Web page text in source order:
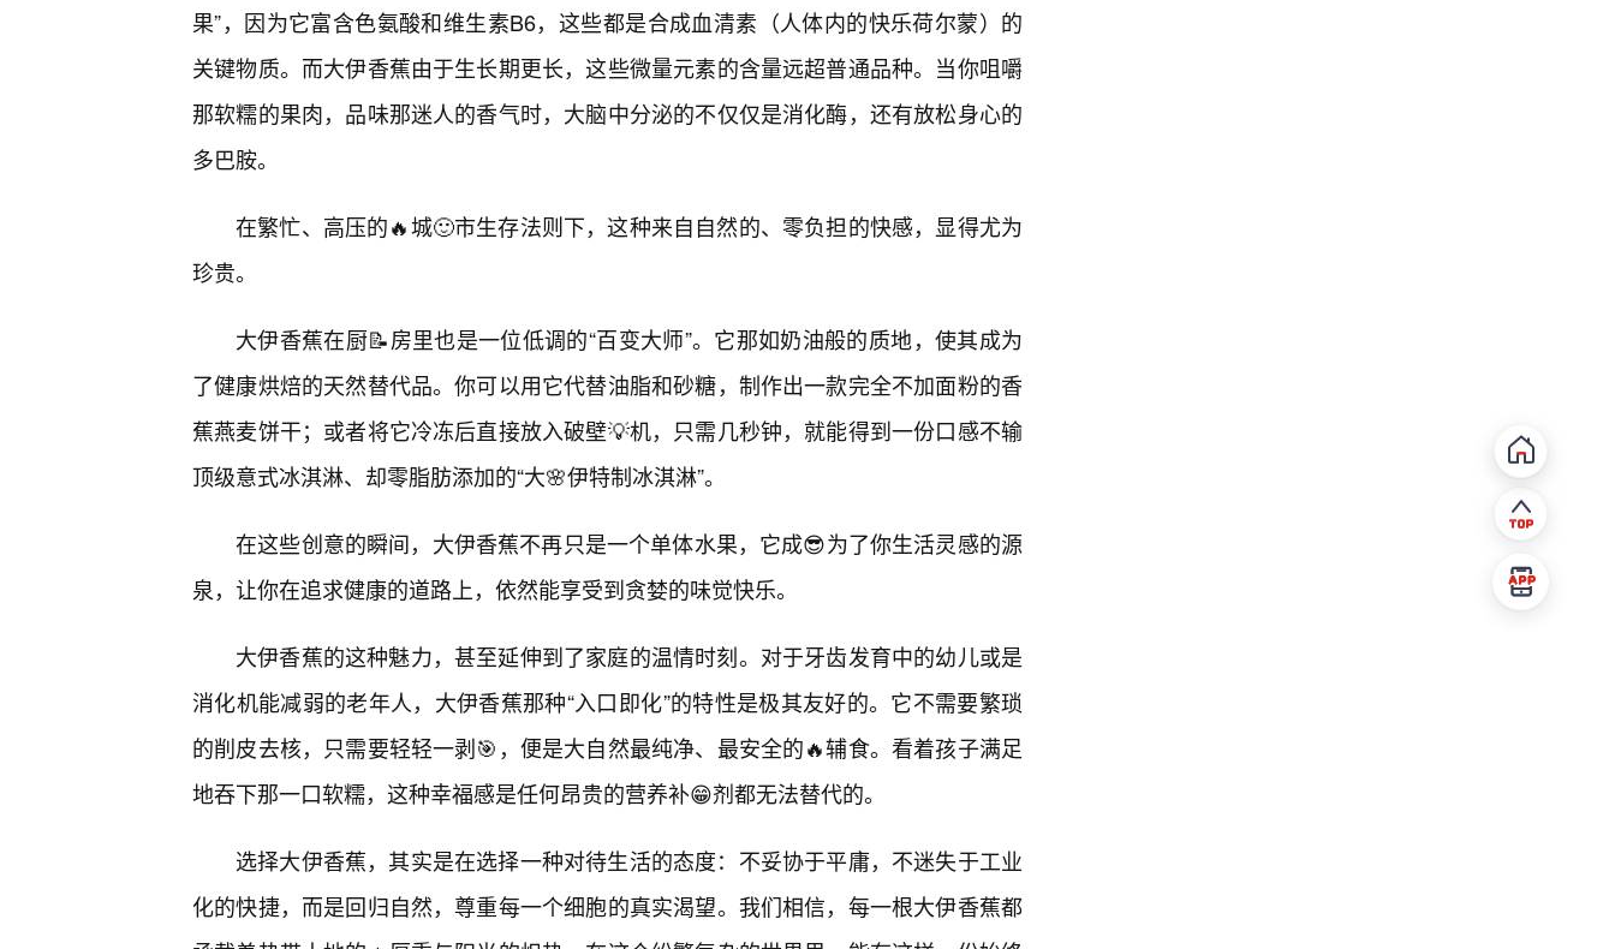
果”，因为它富含色氨酸和维生素B6，这些都是合成血清素（人体内的快乐荷尔蒙）的
关键物质。而大伊香蕉由于生长期更长，这些微量元素的含量远超普通品种。当你咀嚼
那软糯的果肉，品味那迷人的香气时，大脑中分泌的不仅仅是消化酶，还有放松身心的
多巴胺。
在繁忙、高压的🔥城🙂市生存法则下，这种来自自然的、零负担的快感，显得尤为
珍贵。
大伊香蕉在厨📝房里也是一位低调的“百变大师”。它那如奶油般的质地，使其成为
了健康烘焙的天然替代品。你可以用它代替油脂和砂糖，制作出一款完全不加面粉的香
蕉燕麦饼干；或者将它冷冻后直接放入破壁💡机，只需几秒钟，就能得到一份口感不输
顶级意式冰淇淋、却零脂肪添加的“大🌸伊特制冰淇淋”。
在这些创意的瞬间，大伊香蕉不再只是一个单体水果，它成😎为了你生活灵感的源
泉，让你在追求健康的道路上，依然能享受到贪婪的味觉快乐。
大伊香蕉的这种魅力，甚至延伸到了家庭的温情时刻。对于牙齿发育中的幼儿或是
消化机能减弱的老年人，大伊香蕉那种“入口即化”的特性是极其友好的。它不需要繁琐
的削皮去核，只需要轻轻一剥🎯，便是大自然最纯净、最安全的🔥辅食。看着孩子满足
地吞下那一口软糯，这种幸福感是任何昂贵的营养补😁剂都无法替代的。
选择大伊香蕉，其实是在选择一种对待生活的态度：不妥协于平庸，不迷失于工业
化的快捷，而是回归自然，尊重每一个细胞的真实渴望。我们相信，每一根大伊香蕉都